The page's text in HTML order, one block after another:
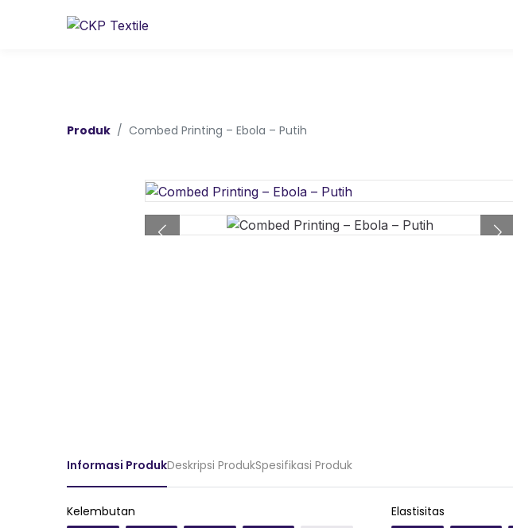
Produk Combed Printing – Ebola – Putih
Informasi ProdukDeskripsi ProdukSpesifikasi Produk
Kelembutan Elastisitas